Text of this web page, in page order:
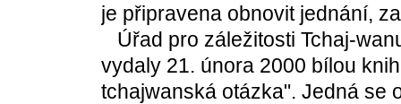
je připravena obnovit jednání,
Úřad pro záležitosti Tchaj-
vydaly 21. února 2000 bílou
tchajwanská otázka". Jedná se